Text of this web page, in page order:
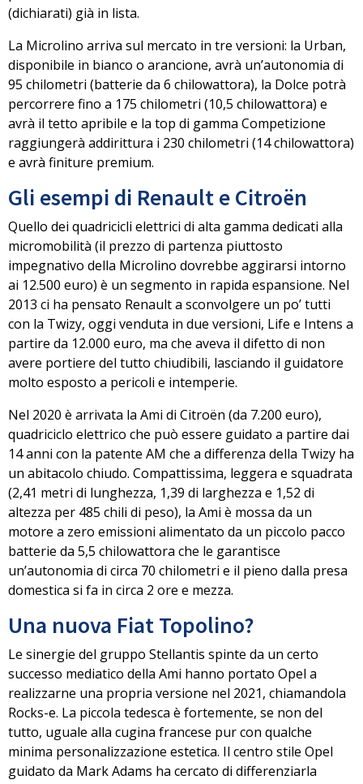
(dichiarati) già in lista.
La Microlino arriva sul mercato in tre versioni: la Urban,
disponibile in bianco o arancione, avrà un’autonomia di
95 chilometri (batterie da 6 chilowattora), la Dolce potrà
percorrere fino a 175 chilometri (10,5 chilowattora) e
avrà il tetto apribile e la top di gamma Competizione
raggiungerà addirittura i 230 chilometri (14 chilowattora)
e avrà finiture premium.
Gli esempi di Renault e Citroën
Quello dei quadricicli elettrici di alta gamma dedicati alla
micromobilità (il prezzo di partenza piuttosto
impegnativo della Microlino dovrebbe aggirarsi intorno
ai 12.500 euro) è un segmento in rapida espansione. Nel
2013 ci ha pensato Renaulta sconvolgere un po’ tutti
con la Twizy, oggi venduta in due versioni, Life e Intens a
partire da 12.000 euro, ma che aveva il difetto di non
avere portiere del tutto chiudibili, lasciando il guidatore
molto esposto a pericoli e intemperie.
Nel 2020 è arrivata la Ami di Citroën (da 7.200 euro),
quadriciclo elettrico che può essere guidato a partire dai
14 anni con la patente AM che a differenza della Twizy ha
un abitacolo chiudo. Compattissima, leggera e squadrata
(2,41 metri di lunghezza, 1,39 di larghezza e 1,52 di
altezza per 485 chili di peso), la Ami è mossa da un
motore a zero emissioni alimentato da un piccolo pacco
batterie da 5,5 chilowattora che le garantisce
un’autonomia di circa 70 chilometri e il pieno dalla presa
domestica si fa in circa 2 ore e mezza.
Una nuova Fiat Topolino?
Le sinergie del gruppo Stellantis spinte da un certo
successo mediatico della Ami hanno portato Opel a
realizzarne una propria versione nel 2021, chiamandola
Rocks-e. La piccola tedesca è fortemente, se non del
tutto, uguale alla cugina francese pur con qualche
minima personalizzazione estetica. Il centro stile Opel
guidato da Mark Adams ha cercato di differenziarla